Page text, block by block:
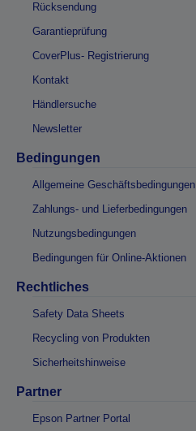
Rücksendung
Garantieprüfung
CoverPlus- Registrierung
Kontakt
Händlersuche
Newsletter
Bedingungen
Allgemeine Geschäftsbedingungen
Zahlungs- und Lieferbedingungen
Nutzungsbedingungen
Bedingungen für Online-Aktionen
Rechtliches
Safety Data Sheets
Recycling von Produkten
Sicherheitshinweise
Partner
Epson Partner Portal